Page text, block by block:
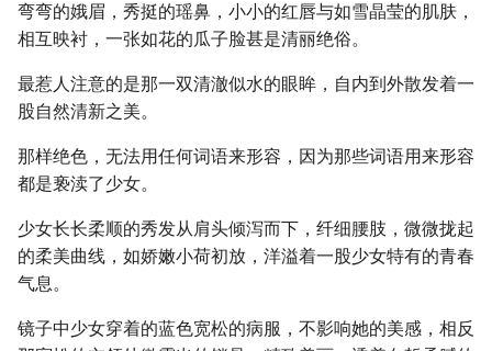
弯弯的娥眉，秀挺的瑶鼻，小小的红唇与如雪晶莹的肌肤，
相互映衬，一张如花的瓜子脸甚是清丽绝俗。
最惹人注意的是那一双清澈似水的眼眸，自内到外散发着一
股自然清新之美。
那样绝色，无法用任何词语来形容，因为那些词语用来形容
都是亵渎了少女。
少女长长柔顺的秀发从肩头倾泻而下，纤细腰肢，微微拢起
的柔美曲线，如娇嫩小荷初放，洋溢着一股少女特有的青春
气息。
镜子中少女穿着的蓝色宽松的病服，不影响她的美感，相反